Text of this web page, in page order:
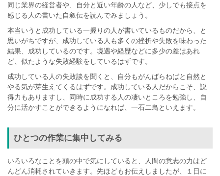
同じ業界の経営者や、自分と近い年齢の人など、少しでも接点を
感じる人の書いた自叙伝を読んでみましょう。
本当いうと成功している一握りの人が書いているものだから、と
思いがちですが、成功している人も多くの挫折や失敗を味わった
結果、成功しているのです。境遇や経歴などに多少の差はあれ
ど、似たような失敗経験をしているはずです。
成功している人の失敗談を聞くと、自分もがんばらねばと自然と
やる気が芽生えてくるはずです。成功している人だからこそ、説
得力もありますし、同時に成功する人の凄いところを勉強し、自
分に活かすことができるようになれば、一石二鳥といえます。
ひとつの作業に集中してみる
いろいろなことを頭の中で気にしていると、人間の意志の力はど
んどん消耗されていきます。先ほどもお伝えしましたが、１日に